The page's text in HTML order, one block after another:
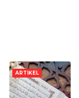
ARTIKEL